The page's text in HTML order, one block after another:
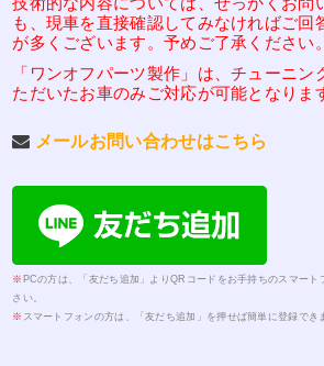
も、現車を直接確認してみなければご回
が多くございます。予めご了承ください。
「ワンオフパーツ製作」は、チューニン
ただいたお車のみご対応が可能となりま
メールお問い合わせはこちら
※ PCの方は、「友だち追加」よりQRコードをお手持ちのスマー
さい。
※ スマートフォンの方は、「友だち追加」を押せば簡単に登録でき